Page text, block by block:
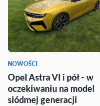
NOWOŚCI
Opel Astra VI i pół - w
oczekiwaniu na model
siódmej generacji